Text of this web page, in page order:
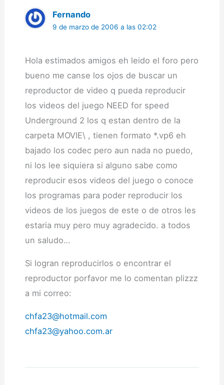
Fernando
9 de marzo de 2006 a las 02:02
Hola estimados amigos eh leido el foro pero
bueno me canse los ojos de buscar un
reproductor de video q pueda reproducir
los videos del juego NEED for speed
Underground 2 los q estan dentro de la
carpeta MOVIE\ , tienen formato *.vp6 eh
bajado los codec pero aun nada no puedo,
ni los lee siquiera si alguno sabe como
reproducir esos videos del juego o conoce
los programas para poder reproducir los
videos de los juegos de este o de otros les
estaria muy pero muy agradecido. a todos
un saludo…
Si logran reproducirlos o encontrar el
reproductor porfavor me lo comentan plizzz
a mi correo:
chfa23@hotmail.com
chfa23@yahoo.com.ar